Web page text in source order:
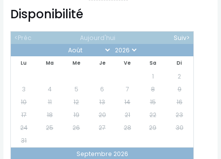
Disponibilité
<Préc Aujourd'hui Suiv>
Lu Ma Me Je Ve Sa Di
1
2
3
4 5 6 7 8
9
10
11 12 13 14 15
16
17
18 19 20 21 22
23
24
25 26 27 28 29
30
31
Septembre 2026